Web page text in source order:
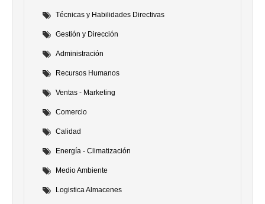
Técnicas y Habilidades Directivas
Gestión y Dirección
Administración
Recursos Humanos
Ventas - Marketing
Comercio
Calidad
Energía - Climatización
Medio Ambiente
Logistica Almacenes